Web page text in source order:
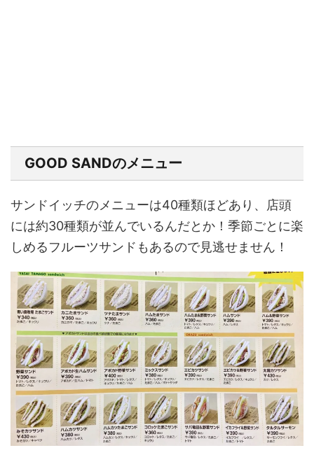
GOOD SANDのメニュー
サンドイッチのメニューは40種類ほどあり、店頭
には約30種類が並んでいるんだとか！季節ごとに楽
しめるフルーツサンドもあるので見逃せません！